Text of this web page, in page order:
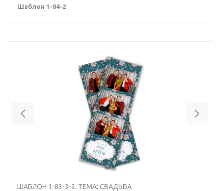
Шаблон 1-84-2
ШАБЛОН 1-83-3-2. ТЕМА: СВАДЬБА